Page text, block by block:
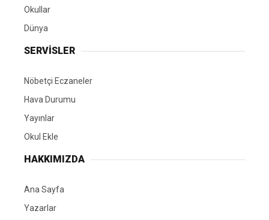
Okullar
Dünya
SERVİSLER
Nöbetçi Eczaneler
Hava Durumu
Yayınlar
Okul Ekle
HAKKIMIZDA
Ana Sayfa
Yazarlar